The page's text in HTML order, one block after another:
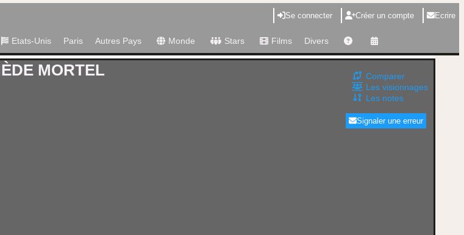
Se connecter Créer un compte Ecrire
Etats-Unis Paris Autres Pays Monde Stars Films Divers
MORTEL
Comparer
Les visionnages
Les notes
Signaler une erreur